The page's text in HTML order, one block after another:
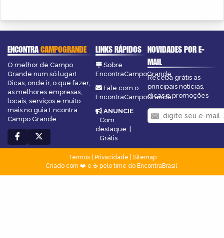
ENCONTRACAMPOGRANDE
O melhor de Campo
Grande num só lugar!
Dicas, onde ir, o que fazer,
as melhores empresas,
locais, serviços e muito
mais no guia Encontra
Campo Grande.
LINKS RÁPIDOS
Sobre
EncontraCampoGrande
Fale com o
EncontraCampoGrande
ANUNCIE:
Com
destaque |
Grátis
NOVIDADES POR E-
MAIL
Receba grátis as
principais notícias,
dicas e promoções
Termos| Privacidade
Sitemap
Criado com ❤️ e ☕ pelo time do EncontraBrasil